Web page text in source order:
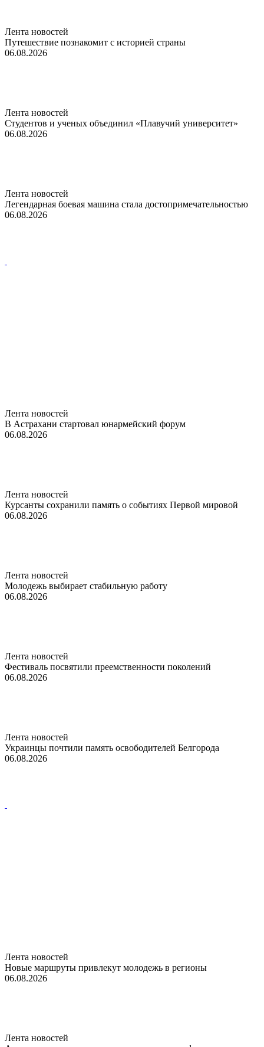
Лента новостей
Путешествие познакомит с историей страны
06.08.2026
Лента новостей
Студентов и ученых объединил «Плавучий университет»
06.08.2026
Лента новостей
Легендарная боевая машина стала достопримечательностью
06.08.2026
Лента новостей
В Астрахани стартовал юнармейский форум
06.08.2026
Лента новостей
Курсанты сохранили память о событиях Первой мировой
06.08.2026
Лента новостей
Молодежь выбирает стабильную работу
06.08.2026
Лента новостей
Фестиваль посвятили преемственности поколений
06.08.2026
Лента новостей
Украинцы почтили память освободителей Белгорода
06.08.2026
Лента новостей
Новые маршруты привлекут молодежь в регионы
06.08.2026
Лента новостей